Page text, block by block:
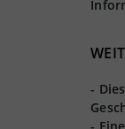
-